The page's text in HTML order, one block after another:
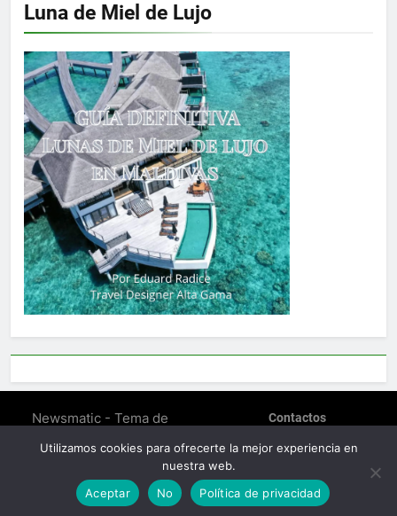
Luna de Miel de Lujo
Newsmatic - Tema de
2026. Funciona gracias a
BlazeThemes
Contactos
SOBRE EDUARD RADICE –
Política De Cookies (EU)
Utilizamos cookies para ofrecerte la mejor experiencia en
nuestra web.
Aceptar
No Política de privacidad